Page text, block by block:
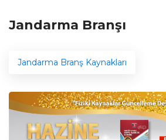
Jandarma Branşı
Jandarma Branş Kaynakları